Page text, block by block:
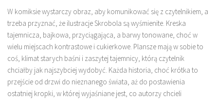
W komiksie wystarczy obraz, aby komunikować się z czytelnikiem, a
trzeba przyznać, że ilustracje Skrobola są wyśmienite. Kreska
tajemnicza, bajkowa, przyciągająca, a barwy tonowane, choć w
wielu miejscach kontrastowe i cukierkowe. Plansze mają w sobie to
coś, klimat starych baśni i zaszytej tajemnicy, którą czytelnik
chciałby jak najszybciej wydobyć. Każda historia, choć krótka to
przejście od drzwi do nieznanego świata, aż do postawienia
ostatniej kropki, w której wyjaśniane jest, co autorzy chcieli